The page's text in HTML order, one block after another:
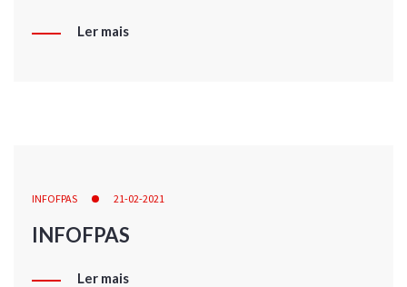
Ler mais
INFOFPAS 21-02-2021
INFOFPAS
Ler mais